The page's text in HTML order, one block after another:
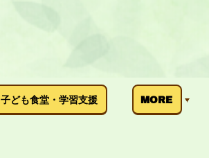
子ども食堂・学習支援 MORE